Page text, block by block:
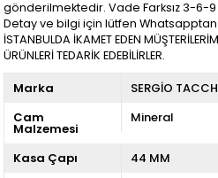
gönderilmektedir. Vade Farksız 3-6-9
Detay ve bilgi için lütfen
İSTANBULDA İKAMET EDEN
ÜRÜNLERİ TEDARİK EDEBİLİRLER.
Marka
SERGİO
Cam
Malzemesi
Mineral
Kasa Çapı
44 MM